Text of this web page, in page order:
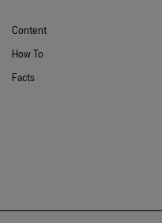
Content
How To
Facts